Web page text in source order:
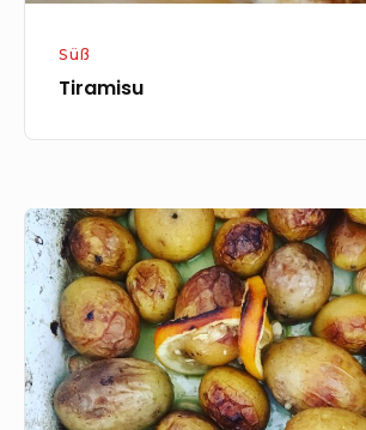
Süß
Tiramisu
Zitronen-
Knoblauch-
Kartoffeln